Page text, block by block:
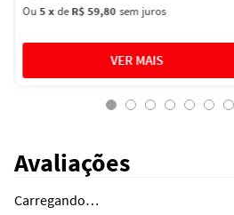
Ou5 xdeR$ 59,80 sem juros
Avaliações
Carregando…